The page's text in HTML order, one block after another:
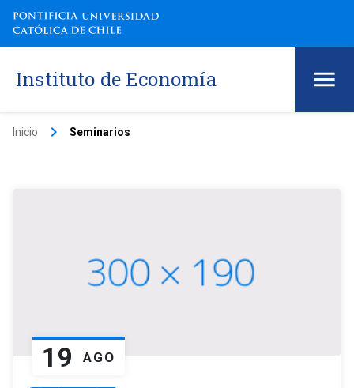
Instituto de Economía
Inicio keyboard_arrow_right Seminarios
19 AGO